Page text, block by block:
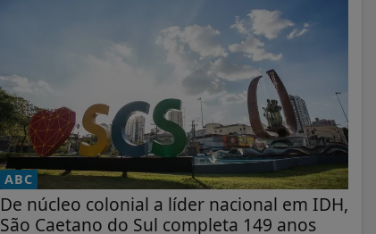
ABC
De núcleo colonial a líder nacional em IDH,
São Caetano do Sul completa 149 anos